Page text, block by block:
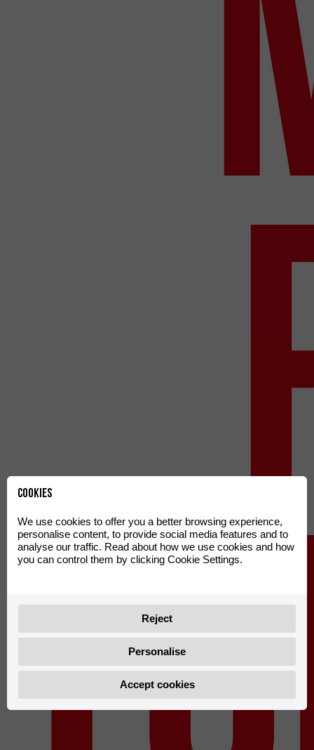
Cookies
We use cookies to offer you a better browsing experience,
personalise content, to provide social media features and to
analyse our traffic. Read about how we use cookies and how
you can control them by clicking Cookie Settings.
Reject
Personalise
Accept cookies